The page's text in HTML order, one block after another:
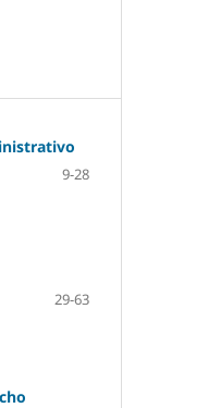
9-28
29-63